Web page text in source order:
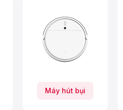
Máy hút bụi